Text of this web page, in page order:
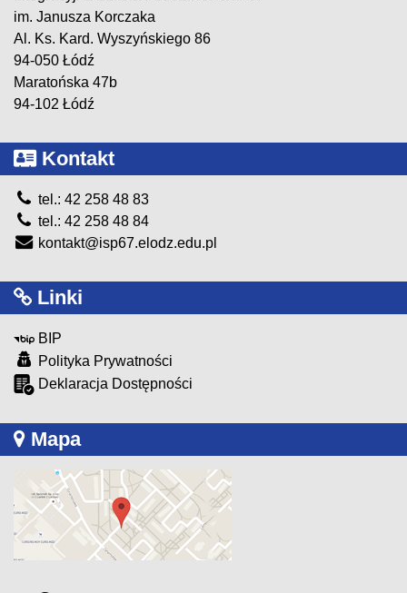
im. Janusza Korczaka
Al. Ks. Kard. Wyszyńskiego 86
94-050 Łódź
Maratońska 47b
94-102 Łódź
Kontakt
tel.: 42 258 48 83
tel.: 42 258 48 84
kontakt@isp67.elodz.edu.pl
Linki
BIP
Polityka Prywatności
Deklaracja Dostępności
Mapa